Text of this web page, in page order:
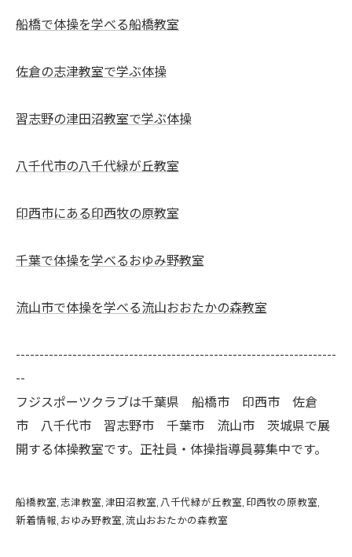
船橋で体操を学べる船橋教室
佐倉の志津教室で学ぶ体操
習志野の津田沼教室で学ぶ体操
八千代市の八千代緑が丘教室
印西市にある印西牧の原教室
千葉で体操を学べるおゆみ野教室
流山市で体操を学べる流山おおたかの森教室
--------------------------------------------------------------------
--
フジスポーツクラブは千葉県 船橋市 印西市 佐倉
市 八千代市 習志野市 千葉市 流山市 茨城県で展
開する体操教室です。正社員・体操指導員募集中です。
船橋教室 志津教室 津田沼教室 八千代緑が丘教室 印西牧の原教室
新着情報 おゆみ野教室 流山おおたかの森教室